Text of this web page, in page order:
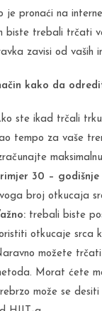
je pronaći na
biste trebali trčati
zavisi od vaših
kako da
ste ikad trčali
tempo za vaše
30 – godišnje
broj otkucaja
trebali biste
otkucaje srca
možete
Morat ćete
može se